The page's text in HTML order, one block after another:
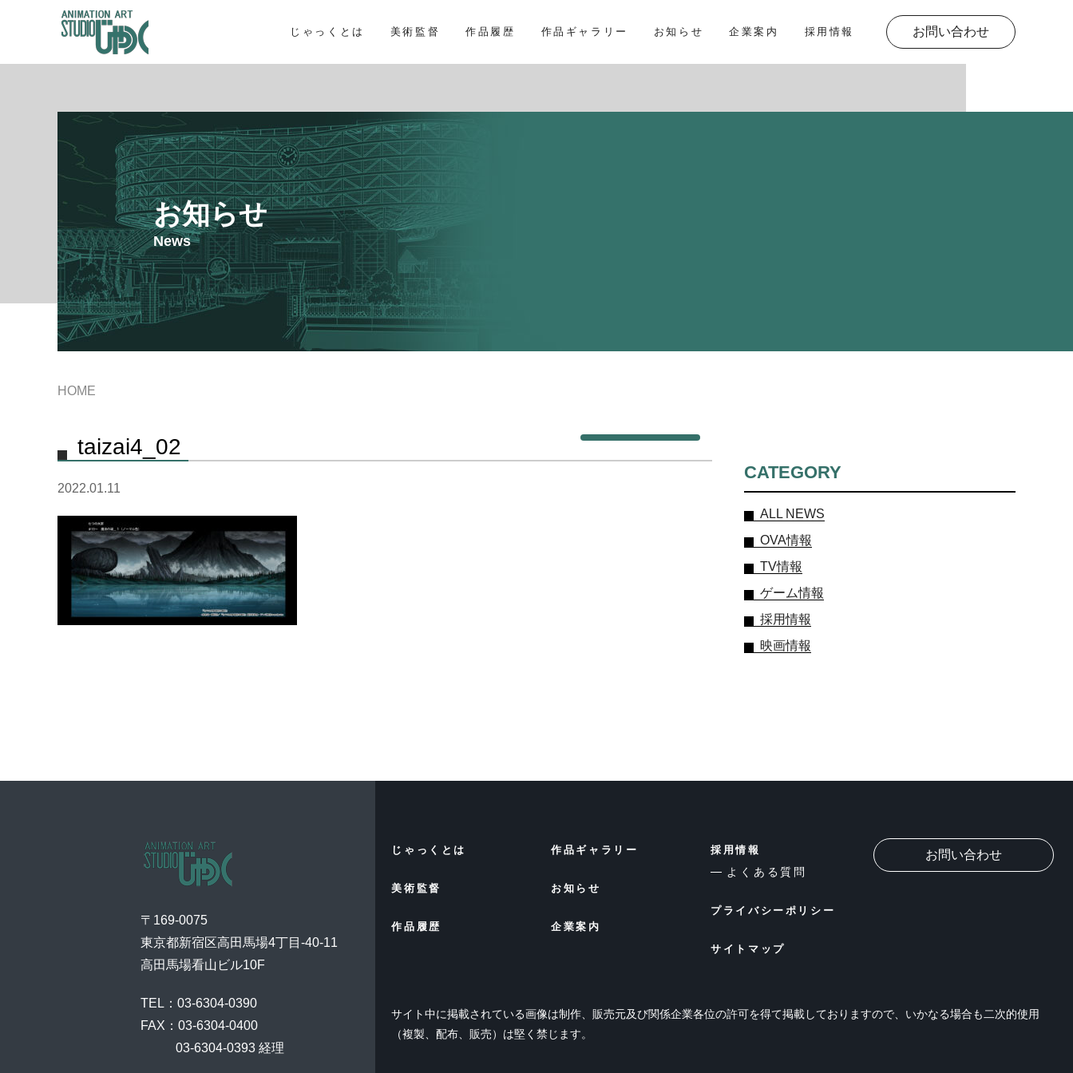
じゃっくとは 美術監督 作品履歴 作品ギャラリー お知らせ 企業案内 採用情報 お問い合わせ
お知らせ
News
HOME
taizai4_02
2022.01.11
CATEGORY
ALL NEWS
OVA情報
TV情報
ゲーム情報
採用情報
映画情報
〒169-0075
東京都新宿区高田馬場4丁目-40-11
高田馬場看山ビル10F
TEL：03-6304-0390
FAX：03-6304-0400
03-6304-0393 経理
じゃっくとは
美術監督
作品履歴
作品ギャラリー
お知らせ
企業案内
採用情報
よくある質問
プライバシーポリシー
サイトマップ
お問い合わせ
サイト中に掲載されている画像は制作、販売元及び関係企業各位の許可を得て掲載しておりますので、いかなる場合も二次的使用
（複製、配布、販売）は堅く禁じます。